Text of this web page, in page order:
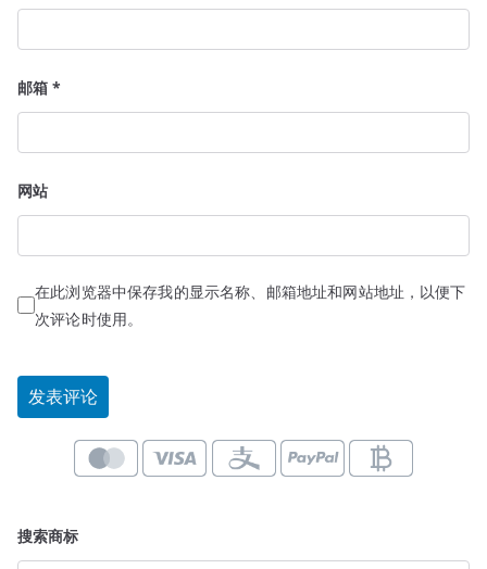
邮箱*
网站
在此浏览器中保存我的显示名称、邮箱地址和网站地址，以便下
次评论时使用。
搜索商标